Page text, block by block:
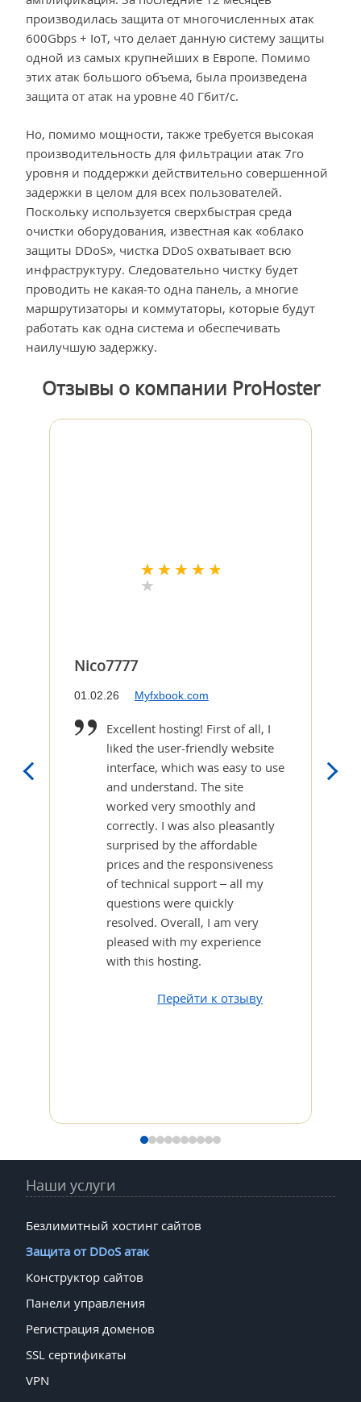
производилась защита от многочисленных атак
600Gbps + IoT, что делает данную систему защиты
одной из самых крупнейших в Европе. Помимо
этих атак большого объема, была произведена
защита от атак на уровне 40 Гбит/с.
Но, помимо мощности, также требуется высокая
производительность для фильтрации атак 7го
уровня и поддержки действительно совершенной
задержки в целом для всех пользователей.
Поскольку используется сверхбыстрая среда
очистки оборудования, известная как «облако
защиты DDoS», чистка DDoS охватывает всю
инфраструктуру. Следовательно чистку будет
проводить не какая-то одна панель, а многие
маршрутизаторы и коммутаторы, которые будут
работать как одна система и обеспечивать
наилучшую задержку.
Отзывы о компании ProHoster
Nico7777
01.02.26 Myfxbook.com
Excellent hosting! First of all, I
liked the user-friendly website
interface, which was easy to use
and understand. The site
worked very smoothly and
correctly. I was also pleasantly
surprised by the affordable
prices and the responsiveness
of technical support – all my
questions were quickly
resolved. Overall, I am very
pleased with my experience
with this hosting.
Перейти к отзыву
Наши услуги
Безлимитный хостинг сайтов
Защита от DDoS атак
Конструктор сайтов
Панели управления
Регистрация доменов
SSL сертификаты
VPN